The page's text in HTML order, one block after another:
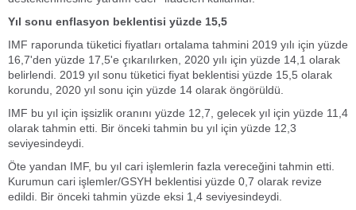
Yıl sonu enflasyon beklentisi yüzde 15,5
IMF raporunda tüketici fiyatları ortalama tahmini 2019 yılı için yüzde
16,7'den yüzde 17,5'e çıkarılırken, 2020 yılı için yüzde 14,1 olarak
belirlendi. 2019 yıl sonu tüketici fiyat beklentisi yüzde 15,5 olarak
korundu, 2020 yıl sonu için yüzde 14 olarak öngörüldü.
IMF bu yıl için işsizlik oranını yüzde 12,7, gelecek yıl için yüzde 11,4
olarak tahmin etti. Bir önceki tahmin bu yıl için yüzde 12,3
seviyesindeydi.
Öte yandan IMF, bu yıl cari işlemlerin fazla vereceğini tahmin etti.
Kurumun cari işlemler/GSYH beklentisi yüzde 0,7 olarak revize
edildi. Bir önceki tahmin yüzde eksi 1,4 seviyesindeydi.